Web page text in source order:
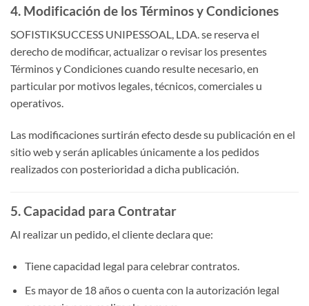
4. Modificación de los Términos y Condiciones
SOFISTIKSUCCESS UNIPESSOAL, LDA. se reserva el
derecho de modificar, actualizar o revisar los presentes
Términos y Condiciones cuando resulte necesario, en
particular por motivos legales, técnicos, comerciales u
operativos.
Las modificaciones surtirán efecto desde su publicación en el
sitio web y serán aplicables únicamente a los pedidos
realizados con posterioridad a dicha publicación.
5. Capacidad para Contratar
Al realizar un pedido, el cliente declara que:
Tiene capacidad legal para celebrar contratos.
Es mayor de 18 años o cuenta con la autorización legal